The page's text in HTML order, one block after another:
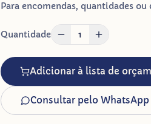
Para encomendas, quantidades
Quantidade 1
Adicionar à lista de
Consultar pelo WhatsApp